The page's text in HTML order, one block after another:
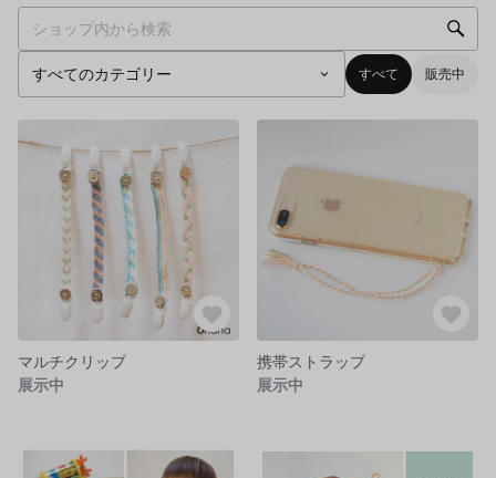
すべて 販売中
マルチクリップ
展示中
携帯ストラップ
展示中